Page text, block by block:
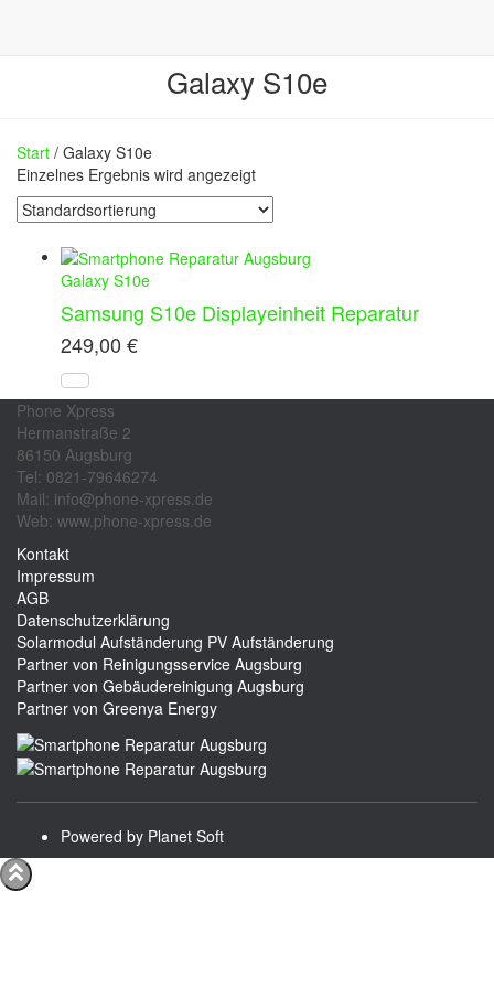
Galaxy S10e
Start / Galaxy S10e
Einzelnes Ergebnis wird angezeigt
Galaxy S10e
Samsung S10e Displayeinheit Reparatur
249,00 €
Phone Xpress
Hermanstraße 2
86150 Augsburg
Tel: 0821-79646274
Mail: info@phone-xpress.de
Web: www.phone-xpress.de
Kontakt
Impressum
AGB
Datenschutzerklärung
Solarmodul Aufständerung PV Aufständerung
Partner von Reinigungsservice Augsburg
Partner von Gebäudereinigung Augsburg
Partner von Greenya Energy
Powered by Planet Soft